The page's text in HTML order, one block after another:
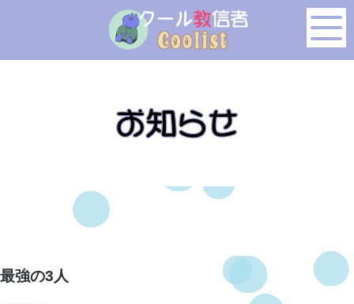
最強の3人